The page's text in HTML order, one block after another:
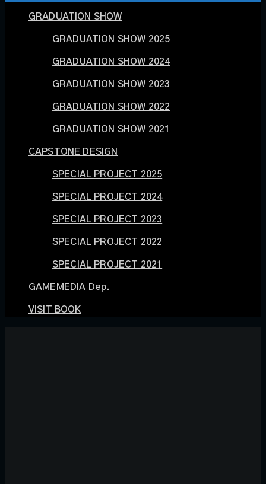
GRADUATION SHOW
GRADUATION SHOW 2025
GRADUATION SHOW 2024
GRADUATION SHOW 2023
GRADUATION SHOW 2022
GRADUATION SHOW 2021
CAPSTONE DESIGN
SPECIAL PROJECT 2025
SPECIAL PROJECT 2024
SPECIAL PROJECT 2023
SPECIAL PROJECT 2022
SPECIAL PROJECT 2021
GAMEMEDIA Dep.
VISIT BOOK